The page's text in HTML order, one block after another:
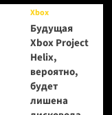
Xbox
Будущая
Xbox Project
Helix,
вероятно,
будет
лишена